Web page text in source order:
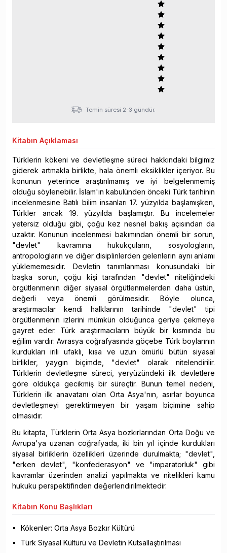
Temin süresi 2-3 gündür.
Kitabın Açıklaması
Türklerin kökeni ve devletleşme süreci hakkındaki bilgimiz
giderek artmakla birlikte, hala önemli eksiklikler içeriyor. Bu
konunun yeterince araştırılmamış ve iyi belgelenmemiş
olduğu söylenebilir. İslam'ın kabulünden önceki Türk tarihinin
incelenmesine Batılı bilim insanları 17. yüzyılda başlamışken,
Türkler ancak 19. yüzyılda başlamıştır. Bu incelemeler
yetersiz olduğu gibi, çoğu kez nesnel bakış açısından da
uzaktır. Konunun incelenmesi bakımından önemli bir sorun,
"devlet" kavramına hukukçuların, sosyologların,
antropologların ve diğer disiplinlerden gelenlerin aynı anlamı
yüklememesidir. Devletin tanımlanması konusundaki bir
başka sorun, çoğu kişi tarafından "devlet" niteliğindeki
örgütlenmenin diğer siyasal örgütlenmelerden daha üstün,
değerli veya önemli görülmesidir. Böyle olunca,
araştırmacılar kendi halklarının tarihinde "devlet" tipi
örgütlenmenin izlerini mümkün olduğunca geriye çekmeye
gayret eder. Türk araştırmacıların büyük bir kısmında bu
eğilim vardır: Avrasya coğrafyasında göçebe Türk boylarının
kurdukları irili ufaklı, kısa ve uzun ömürlü bütün siyasal
birlikler, yaygın biçimde, "devlet" olarak nitelendirilir.
Türklerin devletleşme süreci, yeryüzündeki ilk devletlere
göre oldukça gecikmiş bir süreçtir. Bunun temel nedeni,
Türklerin ilk anavatanı olan Orta Asya'nın, asırlar boyunca
devletleşmeyi gerektirmeyen bir yaşam biçimine sahip
olmasıdır.
Bu kitapta, Türklerin Orta Asya bozkırlarından Orta Doğu ve
Avrupa'ya uzanan coğrafyada, iki bin yıl içinde kurdukları
siyasal birliklerin özellikleri üzerinde durulmakta; "devlet",
"erken devlet", "konfederasyon" ve "imparatorluk" gibi
kavramlar üzerinden analizi yapılmakta ve nitelikleri kamu
hukuku perspektifinden değerlendirilmektedir.
Kitabın Konu Başlıkları
Kökenler: Orta Asya Bozkır Kültürü
Türk Siyasal Kültürü ve Devletin Kutsallaştırılması